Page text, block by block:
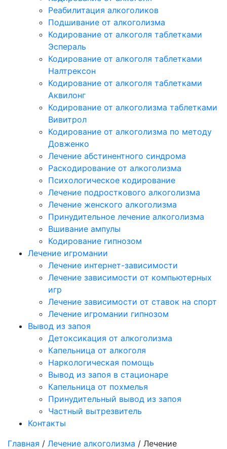
Реабилитация алкоголиков
Подшивание от алкоголизма
Кодирование от алкоголя таблетками
Эспераль
Кодирование от алкоголя таблетками
Налтрексон
Кодирование от алкоголя таблетками
Аквилонг
Кодирование от алкоголизма таблетками
Вивитрол
Кодирование от алкоголизма по методу
Довженко
Лечение абстинентного синдрома
Раскодирование от алкоголизма
Психологическое кодирование
Лечение подросткового алкоголизма
Лечение женского алкоголизма
Принудительное лечение алкоголизма
Вшивание ампулы
Кодирование гипнозом
Лечение игромании
Лечение интернет-зависимости
Лечение зависимости от компьютерных
игр
Лечение зависимости от ставок на спорт
Лечение игромании гипнозом
Вывод из запоя
Детоксикация от алкоголизма
Капельница от алкоголя
Наркологическая помощь
Вывод из запоя в стационаре
Капельница от похмелья
Принудительный вывод из запоя
Частный вытрезвитель
Контакты
Главная / Лечение алкоголизма / Лечение